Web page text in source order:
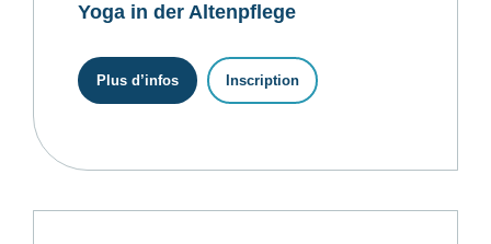
Yoga in der Altenpflege
Plus d’infos Inscription